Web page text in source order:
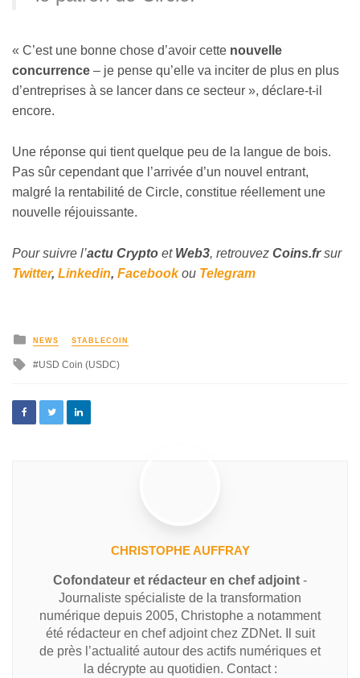
« C’est une bonne chose d’avoir cette nouvelle
concurrence – je pense qu’elle va inciter de plus en plus
d’entreprises à se lancer dans ce secteur », déclare-t-il
encore.
Une réponse qui tient quelque peu de la langue de bois.
Pas sûr cependant que l’arrivée d’un nouvel entrant,
malgré la rentabilité de Circle, constitue réellement une
nouvelle réjouissante.
Pour suivre l’actu Crypto et Web3, retrouvez Coins.frsur
Twitter, Linkedin, Facebookou Telegram
NEWS STABLECOIN
USD Coin (USDC)
CHRISTOPHE AUFFRAY
Cofondateur et rédacteur en chef adjoint -
Journaliste spécialiste de la transformation
numérique depuis 2005, Christophe a notamment
été rédacteur en chef adjoint chez ZDNet. Il suit
de près l’actualité autour des actifs numériques et
la décrypte au quotidien. Contact :